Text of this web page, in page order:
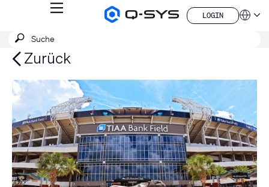
Q-
MENÜ
LOGIN
LOGIN
QSYS.com (English)
India (English)
Deutsch
Español
Français
한국어
China (中文)
Suche
SUCHE
Zurück